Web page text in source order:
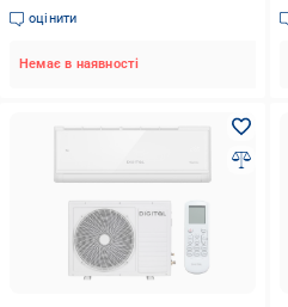
оцінити
Немає в наявності